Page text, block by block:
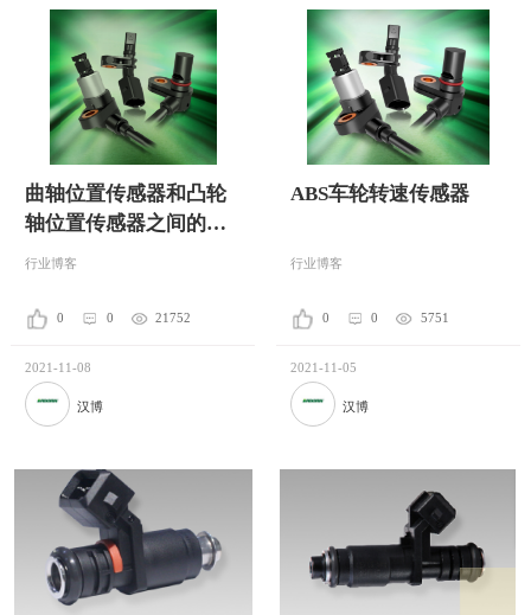
曲轴位置传感器和凸轮
轴位置传感器之间的差
异
行业博客
0 0 21752
2021-11-08
汉博
ABS车轮转速传感器
行业博客
0 0 5751
2021-11-05
汉博